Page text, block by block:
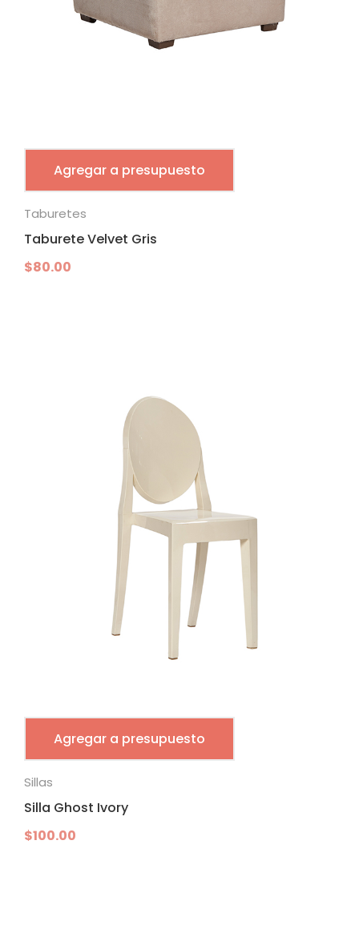
Agregar a presupuesto
Taburetes
Taburete Velvet Gris
$80.00
Agregar a presupuesto
Sillas
Silla Ghost Ivory
$100.00